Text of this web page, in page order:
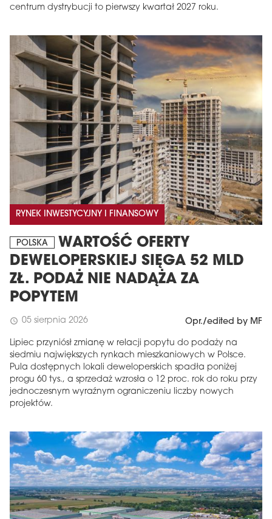
centrum dystrybucji to pierwszy kwartał 2027 roku.
RYNEK INWESTYCYJNY I FINANSOWY
POLSKA
WARTOŚĆ OFERTY
DEWELOPERSKIEJ SIĘGA 52 MLD
ZŁ. PODAŻ NIE NADĄŻA ZA
POPYTEM
schedule 05 sierpnia 2026 Opr./edited by MF
Lipiec przyniósł zmianę w relacji popytu do podaży na
siedmiu największych rynkach mieszkaniowych w Polsce.
Pula dostępnych lokali deweloperskich spadła poniżej
progu 60 tys., a sprzedaż wzrosła o 12 proc. rok do roku przy
jednoczesnym wyraźnym ograniczeniu liczby nowych
projektów.